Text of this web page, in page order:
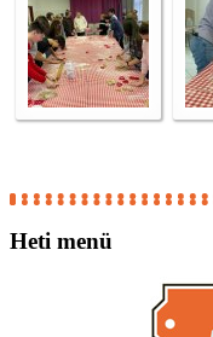
Heti menü